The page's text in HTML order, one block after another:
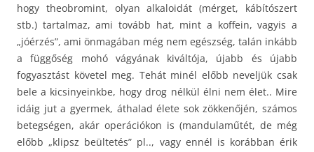
hogy theobromint, olyan alkaloidát (mérget, kábítószert
stb.) tartalmaz, ami tovább hat, mint a koffein, vagyis a
„jóérzés”, ami önmagában még nem egészség, talán inkább
a függőség mohó vágyának kiváltója, újabb és újabb
fogyasztást követel meg. Tehát minél előbb neveljük csak
bele a kicsinyeinkbe, hogy drog nélkül élni nem élet.. Mire
idáig jut a gyermek, áthalad élete sok zökkenőjén, számos
betegségen, akár operációkon is (mandulaműtét, de még
előbb „klipsz beültetés” pl.., vagy ennél is korábban érik